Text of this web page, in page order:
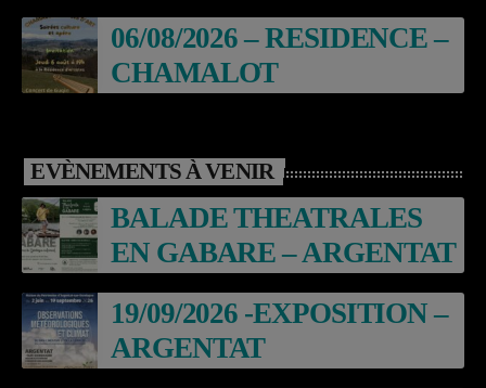
06/08/2026 – RESIDENCE –
CHAMALOT
EVÈNEMENTS À VENIR
BALADE THEATRALES
EN GABARE – ARGENTAT
19/09/2026 -EXPOSITION –
ARGENTAT